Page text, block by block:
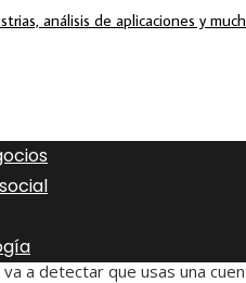
análisis de aplicaciones y
a detectar que usas una